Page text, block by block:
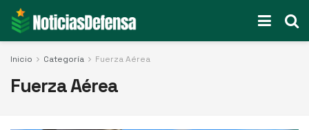
Inicio Categoría Fuerza Aérea
Fuerza Aérea